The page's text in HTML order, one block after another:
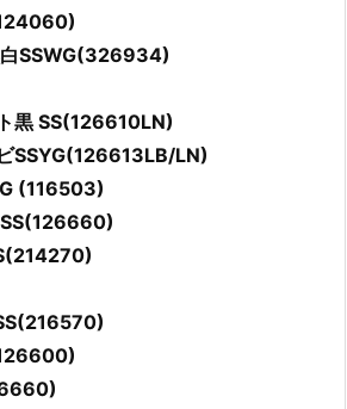
白SSWG(326934)
黒 SS(126610LN)
SSYG(126613LB/LN)
(116503)
SS(126660)